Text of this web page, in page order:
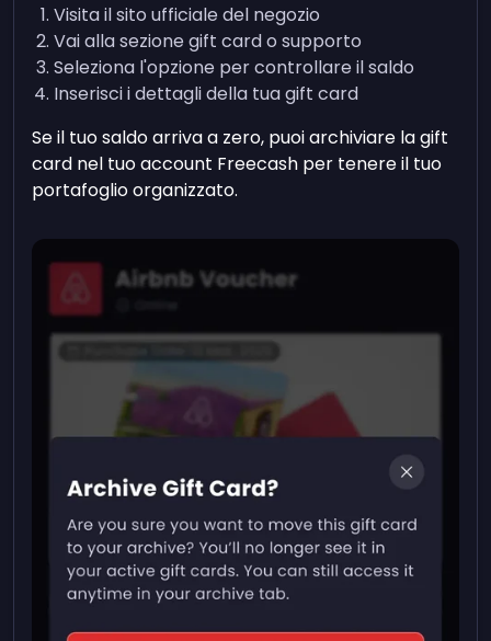
Visita il sito ufficiale del negozio
Vai alla sezione gift card o supporto
Seleziona l'opzione per controllare il saldo
Inserisci i dettagli della tua gift card
Se il tuo saldo arriva a zero, puoi archiviare la gift
card nel tuo account Freecash per tenere il tuo
portafoglio organizzato.